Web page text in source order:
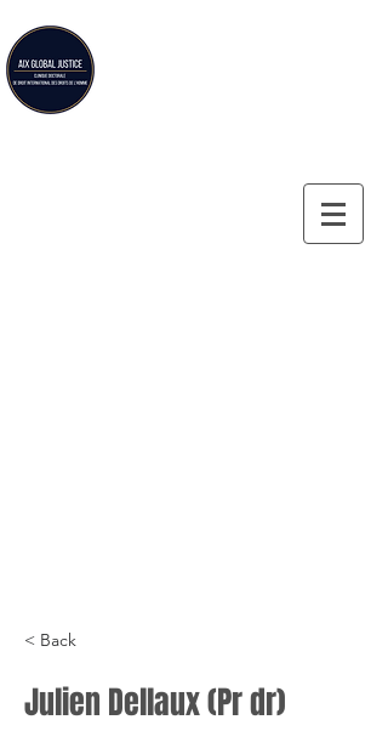
< Back
Julien Dellaux (Pr dr)